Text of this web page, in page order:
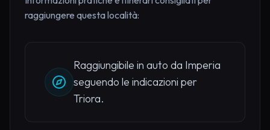
raggiungere questa località:
Raggiungibile in auto da Imperia
seguendo le indicazioni per
Triora.